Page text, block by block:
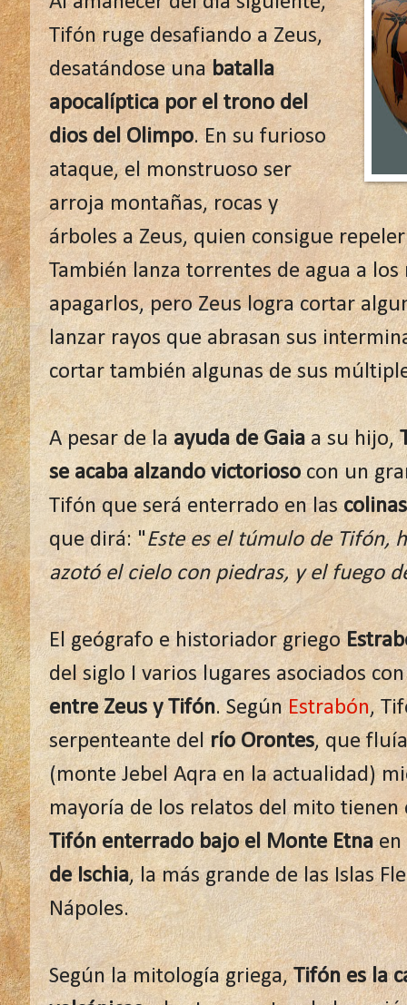
Tifón ruge desafiando a Zeus,
desatándose unabatalla
apocalíptica por el trono del
dios del Olimpo. En su furioso
ataque, el monstruoso ser
arroja montañas, rocas y
árboles a Zeus, quien consigue
También lanza torrentes de agua a los
apagarlos, pero Zeus logra cortar
lanzar rayos que abrasan sus
cortar también algunas de sus
A pesar de laayuda de Gaiaa su hijo,
se acaba alzando victoriosocon un
Tifón que será enterrado en las
que dirá: "Este es el túmulo de Tifón,
azotó el cielo con piedras, y el fuego
El geógrafo e historiador griego
del siglo I varios lugares asociados
entre Zeus y Tifón. SegúnEstrabón,
serpenteante delrío Orontes, que
(monte Jebel Aqra en la actualidad)
mayoría de los relatos del mito
Tifón enterrado bajo el Monte Etnaen
de Ischia, la más grande de las Islas
Nápoles.
Según la mitología griega,Tifón es la